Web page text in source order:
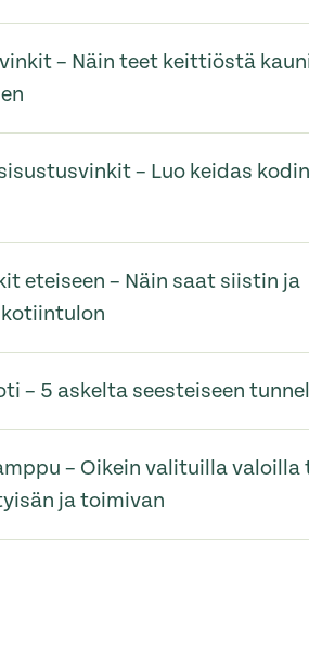
– Näin teet keittiöstä
– Luo keidas kodin
eteiseen – Näin saat siistin ja
– 5 askelta seesteiseen
– Oikein valituilla valoilla
ja toimivan